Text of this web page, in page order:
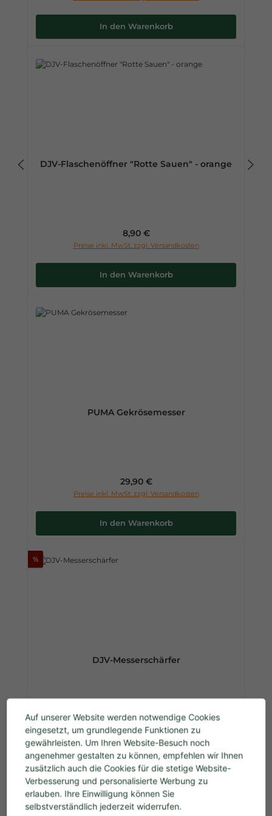
In den Warenkorb
DJV-Flaschenöffner "Rotte Sauen" - orange
Regulärer Preis:
8,90 €
Preise inkl. MwSt. zzgl. Versandkosten
In den Warenkorb
PUMA Gekrösemesser
Regulärer Preis:
29,90 €
Preise inkl. MwSt. zzgl. Versandkosten
In den Warenkorb
%
DJV-Messerschärfer
Verkaufspreis:
3,90 € Regulärer Preis:
7,90 €
Preise inkl. MwSt. zzgl. Versandkosten
Details
Auf unserer Website werden notwendige Cookies
eingesetzt, um grundlegende Funktionen zu
gewährleisten. Um Ihren Website-Besuch noch
angenehmer gestalten zu können, empfehlen wir Ihnen
zusätzlich auch die Cookies für die stetige Website-
Verbesserung und personalisierte Werbung zu
erlauben. Ihre Einwilligung können Sie
selbstverständlich jederzeit widerrufen.